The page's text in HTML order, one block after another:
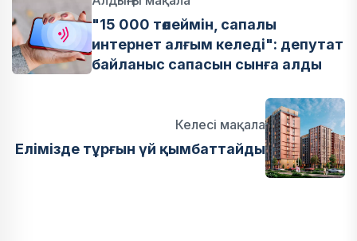
"15 000 төлеймін, сапалы
интернет алғым келеді": депутат
байланыс сапасын сынға алды
Келесі мақала
Елімізде тұрғын үй қымбаттайды